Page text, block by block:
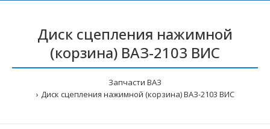
Диск сцепления нажимной
(корзина) ВАЗ-2103 ВИС
Запчасти ВАЗ
Диск сцепления нажимной (корзина) ВАЗ-2103 ВИС